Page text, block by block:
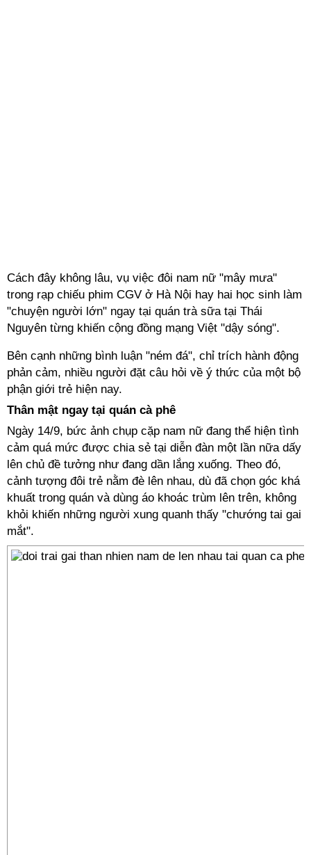
Cách đây không lâu, vụ việc đôi nam nữ "mây mưa"
trong rạp chiếu phim CGV ở Hà Nội hay hai học sinh làm
"chuyện người lớn" ngay tại quán trà sữa tại Thái
Nguyên từng khiến cộng đồng mạng Việt "dậy sóng".
Bên cạnh những bình luận "ném đá", chỉ trích hành động
phản cảm, nhiều người đặt câu hỏi về ý thức của một bộ
phận giới trẻ hiện nay.
Thân mật ngay tại quán cà phê
Ngày 14/9, bức ảnh chụp cặp nam nữ đang thể hiện tình
cảm quá mức được chia sẻ tại diễn đàn một lần nữa dấy
lên chủ đề tưởng như đang dần lắng xuống. Theo đó,
cảnh tượng đôi trẻ nằm đè lên nhau, dù đã chọn góc khá
khuất trong quán và dùng áo khoác trùm lên trên, không
khỏi khiến những người xung quanh thấy "chướng tai gai
mắt".